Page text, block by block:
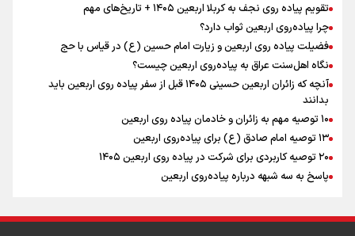
رابطه کارگر و کارفرما در اندیشه رهبر شهید: از تضاد به
زوجیت
اینفو برنا / جدول کامل فاصله مرز شلمچه تا شهرهای زیارتی
عراق
تقویم پیاده روی نجف به کربلا اربعین ۱۴۰۵ + تاریخ‌های مهم
چرا پیاده‌روی اربعین ثواب دارد؟
فضیلت پیاده روی اربعین و زیارت امام حسین (ع) در قیاس با حج
نگاه اهل‌سنت عراق به پیاده‌روی اربعین چیست؟
آنچه که زائران اربعین حسینی ۱۴۰۵ قبل از سفر پیاده روی اربعین باید
بدانند
۱۰ توصیه مهم به زائران و خادمان پیاده روی اربعین
۱۳ توصیه امام صادق (ع) برای پیاده‌روی اربعین
۲۰ توصیه کاربردی برای شرکت در پیاده روی اربعین ۱۴۰۵
پاسخ به سه‌ شبهه درباره پیاده‌روی اربعین